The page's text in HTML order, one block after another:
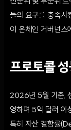
들의 요구를 충족시
이 온체인 거버넌스
프로토콜
2026년 5월 기준,
영하며 5억 달러 이
특히 자산 결함률